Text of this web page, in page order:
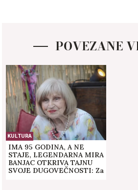
POVEZANE
KULTURA
IMA 95 GODINA, A NE
STAJE, LEGENDARNA MIRA
BANJAC OTKRIVA TAJNU
SVOJE DUGOVEČNOSTI: Za